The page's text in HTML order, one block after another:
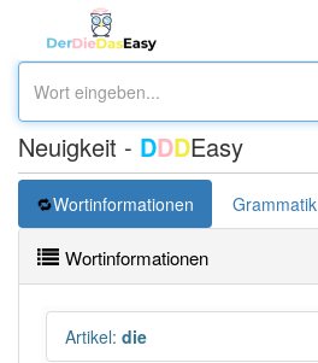
Neuigkeit - DDDEasy
Wortinformationen Grammatik
Wortinformationen
Artikel: die